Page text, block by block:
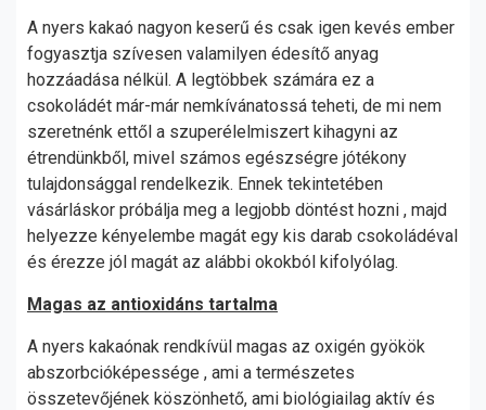
A nyers kakaó nagyon keserű és csak igen kevés ember
fogyasztja szívesen valamilyen édesítő anyag
hozzáadása nélkül. A legtöbbek számára ez a
csokoládét már-már nemkívánatossá teheti, de mi nem
szeretnénk ettől a szuperélelmiszert kihagyni az
étrendünkből, mivel számos egészségre jótékony
tulajdonsággal rendelkezik. Ennek tekintetében
vásárláskor próbálja meg a legjobb döntést hozni , majd
helyezze kényelembe magát egy kis darab csokoládéval
és érezze jól magát az alábbi okokból kifolyólag.
Magas az antioxidáns tartalma
A nyers kakaónak rendkívül magas az oxigén gyökök
abszorbcióképessége , ami a természetes
összetevőjének köszönhető, ami biológiailag aktív és